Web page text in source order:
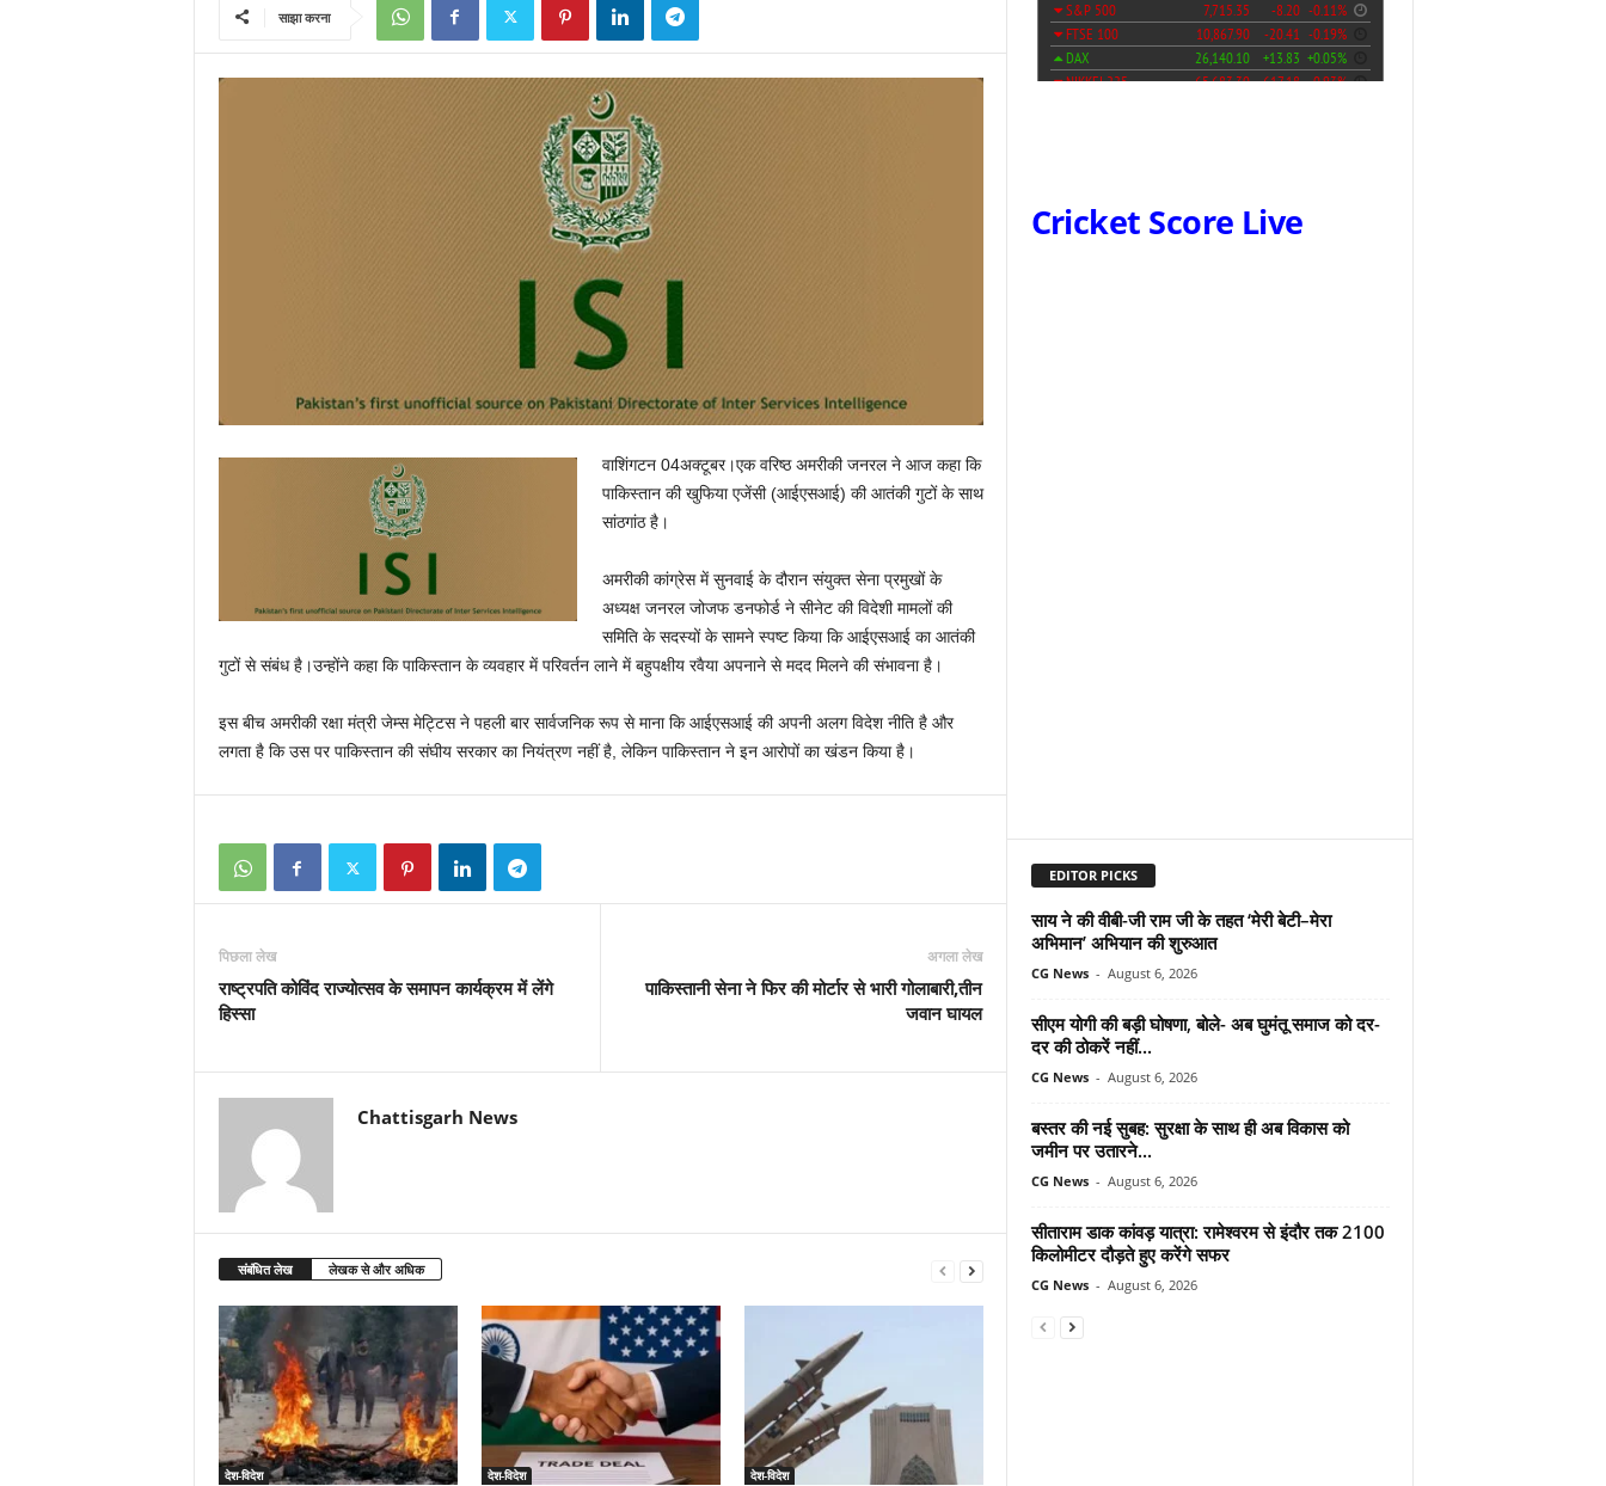
साझा करना
वाशिंगटन 04अक्टूबर।एक वरिष्ठ अमरीकी जनरल ने आज कहा कि
पाकिस्तान की खुफिया एजेंसी (आईएसआई) की आतंकी गुटों के साथ
सांठगांठ है।
अमरीकी कांग्रेस में सुनवाई के दौरान संयुक्त सेना प्रमुखों के
अध्यक्ष जनरल जोजफ डनफोर्ड ने सीनेट की विदेशी मामलों की
समिति के सदस्यों के सामने स्पष्ट किया कि आईएसआई का आतंकी
गुटों से संबंध है।उन्होंने कहा कि पाकिस्तान के व्यवहार में परिवर्तन लाने में बहुपक्षीय रवैया अपनाने से मदद मिलने की संभावना है।
इस बीच अमरीकी रक्षा मंत्री जेम्स मेट्टिस ने पहली बार सार्वजनिक रूप से माना कि आईएसआई की अपनी अलग विदेश नीति है और
लगता है कि उस पर पाकिस्तान की संघीय सरकार का नियंत्रण नहीं है, लेकिन पाकिस्तान ने इन आरोपों का खंडन किया है।
पिछला लेख
राष्ट्रपति कोविंद राज्योत्सव के समापन कार्यक्रम में लेंगे
हिस्सा
अगला लेख
पाकिस्तानी सेना ने फिर की मोर्टार से भारी गोलाबारी,तीन
जवान घायल
Chattisgarh News
संबंधित लेख लेखक से और अधिक
देश-विदेश देश-विदेश देश-विदेश
Cricket Score Live
EDITOR PICKS
साय ने की वीबी-जी राम जी के तहत ‘मेरी बेटी–मेरा
अभिमान’ अभियान की शुरुआत
CG News - August 6, 2026
सीएम योगी की बड़ी घोषणा, बोले- अब घुमंतू समाज को दर-
दर की ठोकरें नहीं...
CG News - August 6, 2026
बस्तर की नई सुबह: सुरक्षा के साथ ही अब विकास को
जमीन पर उतारने...
CG News - August 6, 2026
सीताराम डाक कांवड़ यात्रा: रामेश्वरम से इंदौर तक 2100
किलोमीटर दौड़ते हुए करेंगे सफर
CG News - August 6, 2026